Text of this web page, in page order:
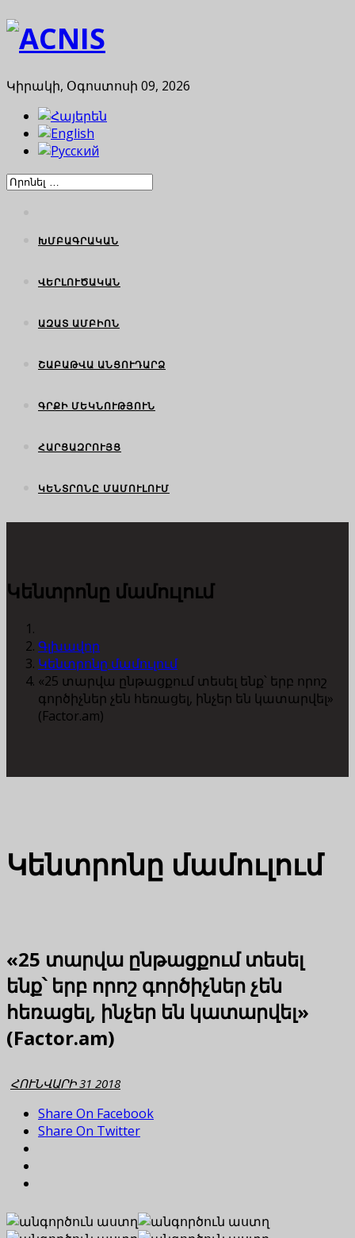
Կիրակի, Օգոստոսի 09, 2026
ԽՄԲԱԳՐԱԿԱՆ
ՎԵՐԼՈՒԾԱԿԱՆ
ԱԶԱՏ ԱՄԲԻՈՆ
ՇԱԲԱԹՎԱ ԱՆՑՈՒԴԱՐՁ
ԳՐՔԻ ՄԵԿՆՈՒԹՅՈՒՆ
ՀԱՐՑԱԶՐՈՒՅՑ
ԿԵՆՏՐՈՆԸ ՄԱՄՈՒԼՈՒՄ
Կենտրոնը մամուլում
Գլխավոր
Կենտրոնը մամուլում
«25 տարվա ընթացքում տեսել ենք՝ երբ որոշ
գործիչներ չեն հեռացել, ինչեր են կատարվել»
(Factor.am)
Կենտրոնը մամուլում
«25 տարվա ընթացքում տեսել
ենք՝ երբ որոշ գործիչներ չեն
հեռացել, ինչեր են կատարվել»
(Factor.am)
ՀՈՒՆՎԱՐԻ 31 2018
Share On Facebook
Share On Twitter